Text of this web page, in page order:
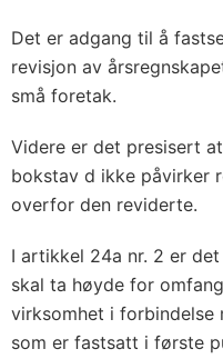
Det er adgang til å
revisjon av
små foretak.
Videre er det presisert
bokstav d ikke påvirker
overfor den reviderte.
I artikkel 24a nr. 2 er
skal ta høyde for
virksomhet i forbindelse
som er fastsatt i første